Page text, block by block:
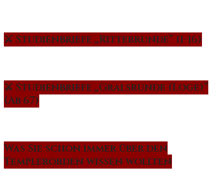
⚔️ Studienbriefe „Ritterrunde“ (1-16)
⚔️ Studienbriefe „Gralsrunde (Loge)“
(Ab 67)
Was Sie schon immer über den
Templerorden wissen wollten